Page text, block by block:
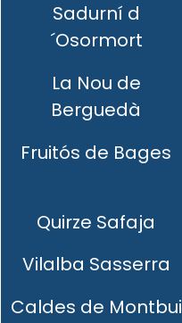
Sadurní d
´Osormort
La Nou de
Berguedà
Fruitós de Bages
Quirze Safaja
Vilalba Sasserra
Caldes de Montbui